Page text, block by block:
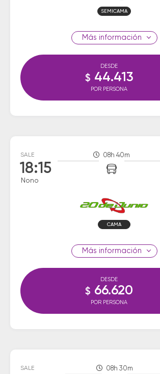
SEMICAMA
información
DESDE
$ 44.413
POR PERSONA
SALE
18:15
Nono
08h 40m
CAMA
información
DESDE
$ 66.620
POR PERSONA
SALE 08h 30m